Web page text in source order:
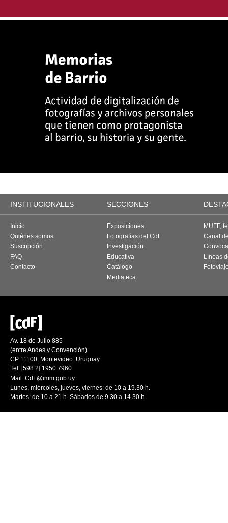
INSTITUCIONALES SECCIONES
Inicio
Quiénes somos
Suscripción
FAQ
Contacto
Exposiciones
Fotografías del CdF
Investigación
Educativa
Catálogo
Mediateca
MUFF,
Canal
Líneas
Av. 18 de Julio 885
(entre Andes y Convención)
CP 11100. Montevideo. Uruguay
Tel: [598 2] 1950 7960
Mail: CdF@imm.gub.uy
Lunes, miércoles, jueves, viernes: de 10 a 19.30 h.
Martes: de 10 a 21 h. Sábados de 9.30 a 14.30 h.